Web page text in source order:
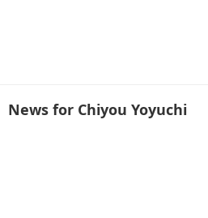
News for Chiyou Yoyuchi